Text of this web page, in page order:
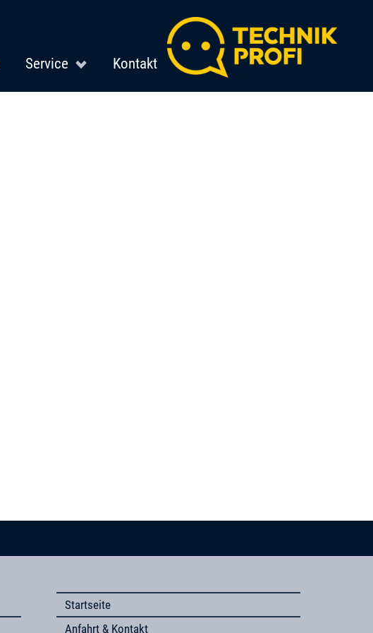
Service Kontakt
Startseite
Anfahrt & Kontakt